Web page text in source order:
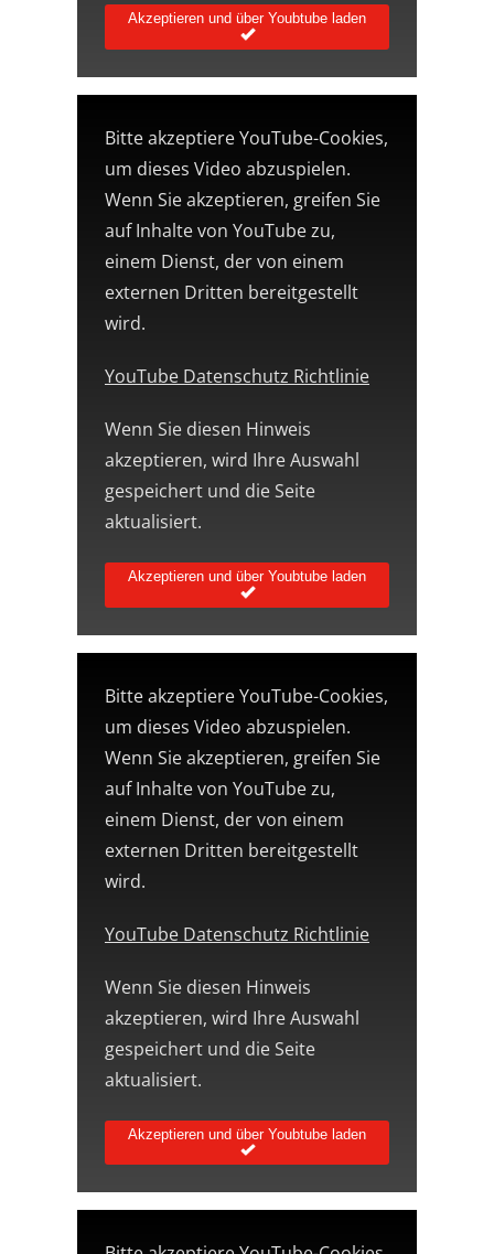
Akzeptieren und über Youbtube laden
Bitte akzeptiere YouTube-Cookies,
um dieses Video abzuspielen.
Wenn Sie akzeptieren, greifen Sie
auf Inhalte von YouTube zu,
einem Dienst, der von einem
externen Dritten bereitgestellt
wird.
YouTube Datenschutz Richtlinie
Wenn Sie diesen Hinweis
akzeptieren, wird Ihre Auswahl
gespeichert und die Seite
aktualisiert.
Akzeptieren und über Youbtube laden
Bitte akzeptiere YouTube-Cookies,
um dieses Video abzuspielen.
Wenn Sie akzeptieren, greifen Sie
auf Inhalte von YouTube zu,
einem Dienst, der von einem
externen Dritten bereitgestellt
wird.
YouTube Datenschutz Richtlinie
Wenn Sie diesen Hinweis
akzeptieren, wird Ihre Auswahl
gespeichert und die Seite
aktualisiert.
Akzeptieren und über Youbtube laden